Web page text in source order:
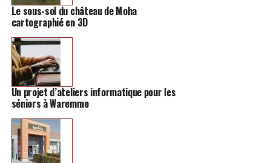
La participation est simple : les familles se rendent au
point de départ, situé à la patinoire, durant les heures
d’ouverture. Chaque enfant reçoit un kit d’aventurier
gratuit contenant tout le nécessaire pour suivre le
parcours et résoudre les énigmes.
Le sous-sol du château de Moha
cartographié en 3D
Un projet d’ateliers informatique pour les
séniors à Waremme